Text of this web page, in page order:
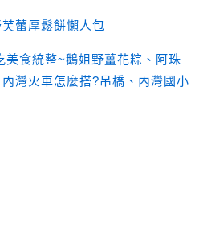
蕾厚鬆餅懶人包
美食統整~鵝姐野薑花粽、阿珠
灣火車怎麼搭?吊橋、內灣國小